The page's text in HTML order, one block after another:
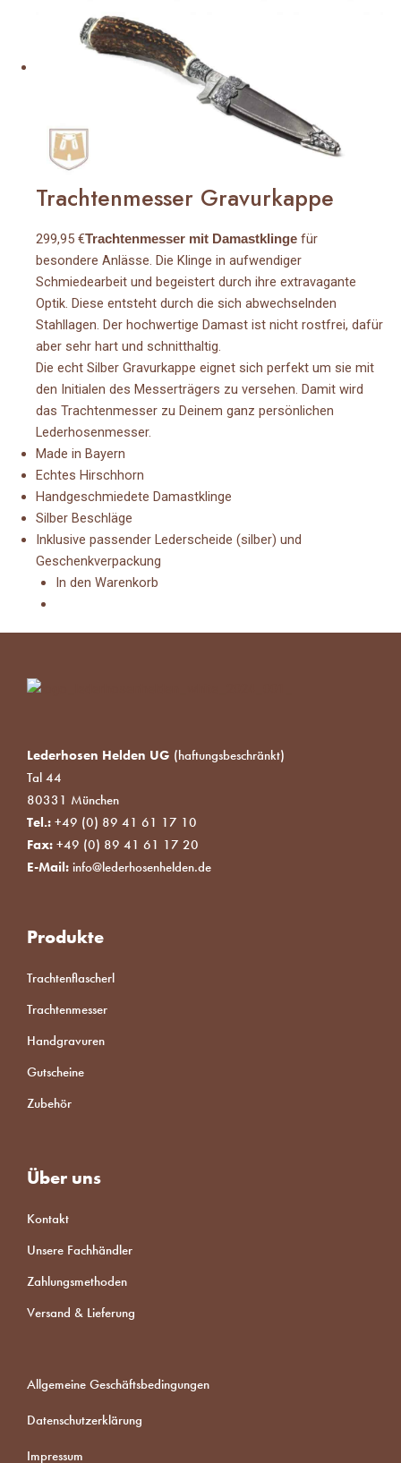
Trachtenmesser Gravurkappe
299,95 €Trachtenmesser mit Damastklinge für
besondere Anlässe. Die Klinge in aufwendiger
Schmiedearbeit und begeistert durch ihre extravagante
Optik. Diese entsteht durch die sich abwechselnden
Stahllagen. Der hochwertige Damast ist nicht rostfrei, dafür
aber sehr hart und schnitthaltig.
Die echt Silber Gravurkappe eignet sich perfekt um sie mit
den Initialen des Messerträgers zu versehen. Damit wird
das Trachtenmesser zu Deinem ganz persönlichen
Lederhosenmesser.
Made in Bayern
Echtes Hirschhorn
Handgeschmiedete Damastklinge
Silber Beschläge
Inklusive passender Lederscheide (silber) und
Geschenkverpackung
In den Warenkorb
Lederhosen Helden UG (haftungsbeschränkt)
Tal 44
80331 München
Tel.: +49 (0) 89 41 61 17 10
Fax: +49 (0) 89 41 61 17 20
E-Mail: info@lederhosenhelden.de
Produkte
Trachtenflascherl
Trachtenmesser
Handgravuren
Gutscheine
Zubehör
Über uns
Kontakt
Unsere Fachhändler
Zahlungsmethoden
Versand & Lieferung
Allgemeine Geschäftsbedingungen
Datenschutzerklärung
Impressum